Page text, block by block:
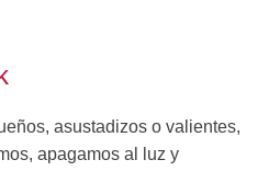
asustadizos o valientes,
apagamos al luz y